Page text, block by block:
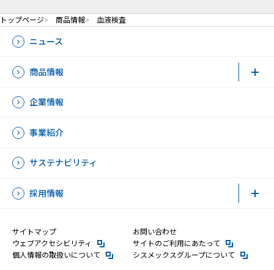
トップページ 商品情報 血液検査
ニュース
商品情報
企業情報
事業紹介
サステナビリティ
採用情報
サイトマップ
お問い合わせ
ウェブアクセシビリティ 新規ウィンドウを開きます
サイトのご利用にあたって新規ウィンドウ
個人情報の取扱いについて 新規ウィンドウを開きます
シスメックスグループについて新規ウィン